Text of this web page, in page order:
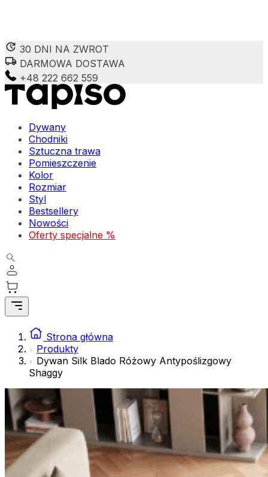
30 DNI NA ZWROT
DARMOWA DOSTAWA
+48 222 662 559
Dywany
Chodniki
Sztuczna trawa
Pomieszczenie
Kolor
Rozmiar
Styl
Bestsellery
Nowości
Oferty specjalne %
Strona główna
Produkty
Dywan Silk Blado Różowy Antypoślizgowy
Shaggy
Wykorzystujemy pliki cookie do spersonalizowania treści
Partnerzy mogą połączyć te informacje z innymi danymi
nich. Te pliki cookie nie przechowują żadnych danych
preferowany język lub region, w którym znajduje się
Statystyka
istotne i interesujące dla poszczególnych użytkowników
Nieklasyfikowane